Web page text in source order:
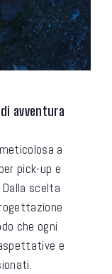
avventura
a
pick-up e
scelta
che ogni
e